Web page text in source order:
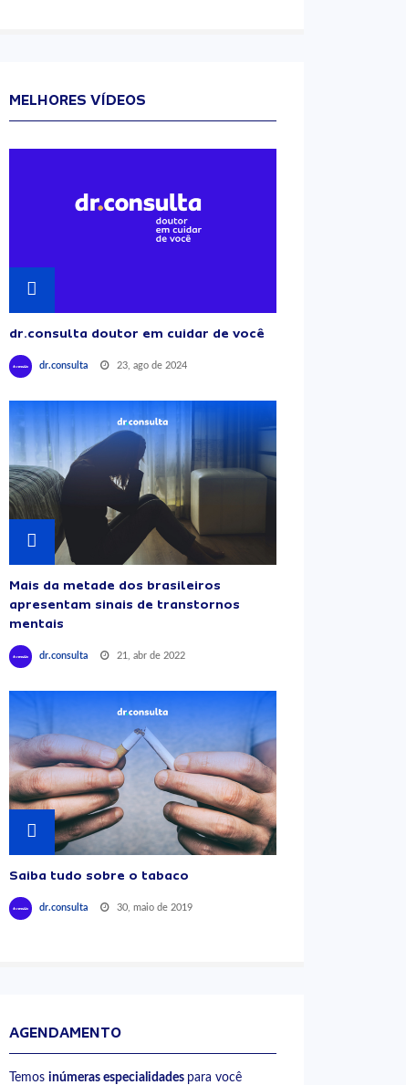
MELHORES VÍDEOS
dr.consulta doutor em cuidar de você
dr.consulta 23, ago de 2024
Mais da metade dos brasileiros
apresentam sinais de transtornos
mentais
dr.consulta 21, abr de 2022
Saiba tudo sobre o tabaco
dr.consulta 30, maio de 2019
AGENDAMENTO
Temos inúmeras especialidades para você